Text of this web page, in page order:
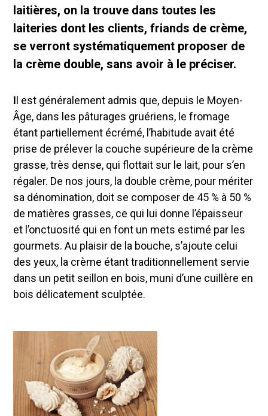
laitières, on la trouve dans toutes les
laiteries dont les clients, friands de crème,
se verront systématiquement proposer de
la crème double, sans avoir à le préciser.
Il est généralement admis que, depuis le Moyen-
Âge, dans les pâturages gruériens, le fromage
étant partiellement écrémé, l’habitude avait été
prise de prélever la couche supérieure de la crème
grasse, très dense, qui flottait sur le lait, pour s’en
régaler. De nos jours, la double crème, pour mériter
sa dénomination, doit se composer de 45 % à 50 %
de matières grasses, ce qui lui donne l’épaisseur
et l’onctuosité qui en font un mets estimé par les
gourmets. Au plaisir de la bouche, s’ajoute celui
des yeux, la crème étant traditionnellement servie
dans un petit seillon en bois, muni d’une cuillère en
bois délicatement sculptée.